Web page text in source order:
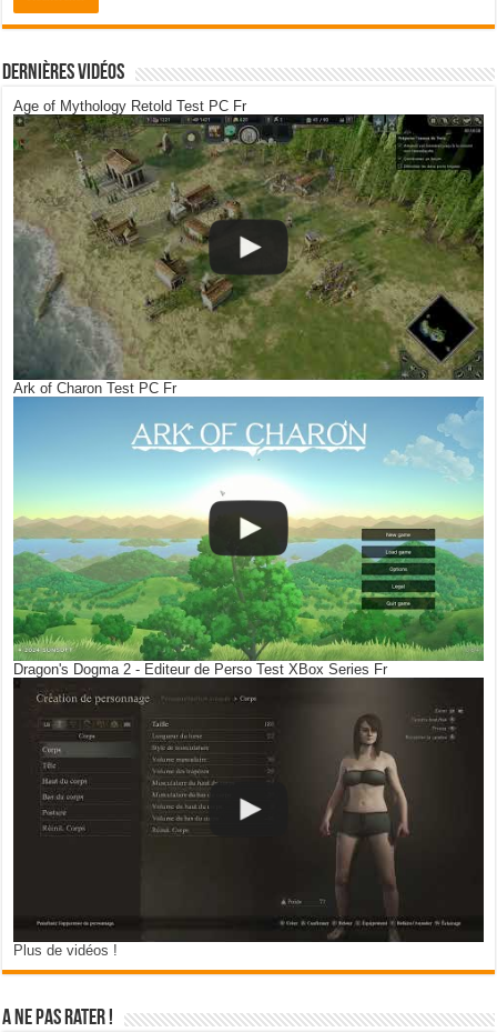
Dernières Vidéos
Age of Mythology Retold Test PC Fr
Ark of Charon Test PC Fr
Dragon's Dogma 2 - Editeur de Perso Test XBox Series Fr
Plus de vidéos !
A ne pas rater !